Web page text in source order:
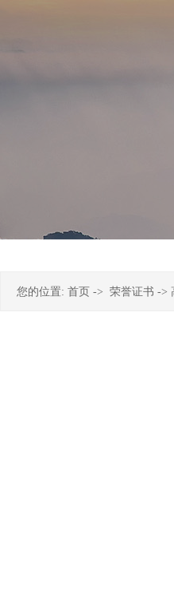
您的位置: 首页 -> 荣誉证书 ->